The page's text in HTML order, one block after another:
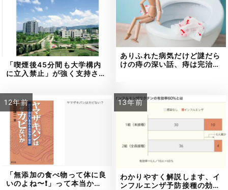
「喫煙後45分間も大学構内
に立入禁止」が強く支持さ…
ありふれた病気だけど謎だら
けの痔の深い話、痔は完治…
12年前
「無添加の食べ物って体に良
いのよね〜❗」って本当か…
13年前
わかりやすく解説します、イ
ンフルエンザ予防接種の効…